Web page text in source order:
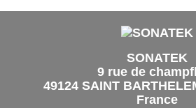
SONATEK
9 rue de
49124 SAINT
France